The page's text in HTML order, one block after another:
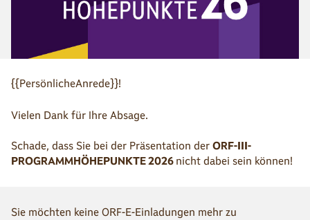
{{PersönlicheAnrede}}!
Vielen Dank für Ihre Absage.
Schade, dass Sie bei der Präsentation der ORF-III-
PROGRAMMHÖHEPUNKTE 2026 nicht dabei sein können!
Sie möchten keine ORF-E-Einladungen mehr zu